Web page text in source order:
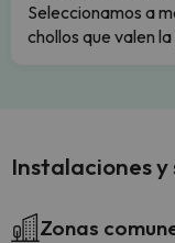
Seleccionamos a
chollos que valen
Instalaciones y
Zonas